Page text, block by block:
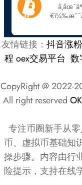
友情链接： 抖音涨
程oex交易平台 数
CopyRight @ 2022-
All right reserved
专注币圈新手从
币、虚拟币基础知
操步骤。内容由行
险提示，支持在线